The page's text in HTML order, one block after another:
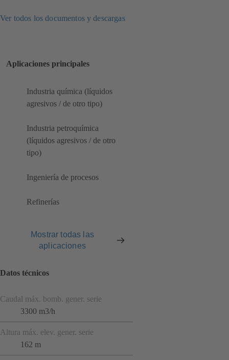
Ver todos los documentos y descargas
Aplicaciones principales
Industria química (líquidos
agresivos / de otro tipo)
Industria petroquímica
(líquidos agresivos / de otro
tipo)
Ingeniería de procesos
Refinerías
Mostrar todas las
aplicaciones
Datos técnicos
Caudal máx. bomb. gener. serie
3300 m3/h
Altura máx. elev. gener. serie
162 m